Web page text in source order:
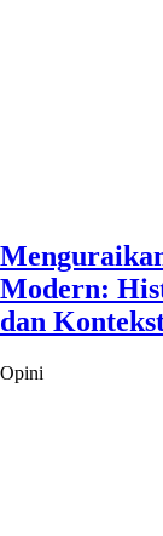
Modern:
dan
Opini